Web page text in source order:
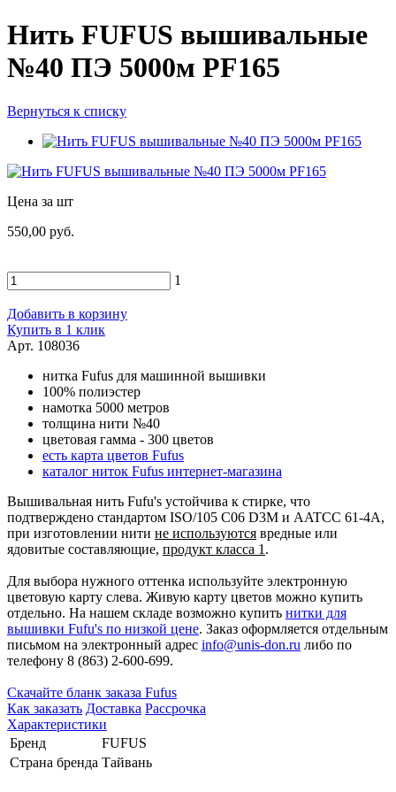
Нить FUFUS вышивальные
№40 ПЭ 5000м PF165
Вернуться к списку
Цена за шт
550,00 руб.
1
Добавить в корзину
Купить в 1 клик
Арт. 108036
нитка Fufus для машинной вышивки
100% полиэстер
намотка 5000 метров
толщина нити №40
цветовая гамма - 300 цветов
есть карта цветов Fufus
каталог ниток Fufus интернет-магазина
Вышивальная нить Fufu's устойчива к стирке, что
подтверждено стандартом ISO/105 C06 D3M и AATCC 61-4A,
при изготовлении нити не используются вредные или
ядовитые составляющие, продукт класса 1 .
Для выбора нужного оттенка используйте электронную
цветовую карту слева. Живую карту цветов можно купить
отдельно. На нашем складе возможно купить нитки для
вышивки Fufu's по низкой цене. Заказ оформляется отдельным
письмом на электронный адрес info@unis-don.ru либо по
телефону 8 (863) 2-600-699.
Cкачайте бланк заказа Fufus
Как заказать Доставка Рассрочка
Характеристики
Бренд
FUFUS
Страна бренда Тайвань